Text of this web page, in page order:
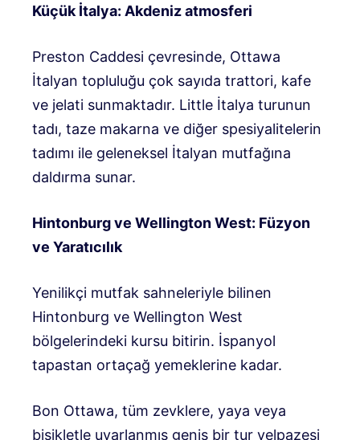
Küçük İtalya: Akdeniz atmosferi
Preston Caddesi çevresinde, Ottawa
İtalyan topluluğu çok sayıda trattori, kafe
ve jelati sunmaktadır. Little İtalya turunun
tadı, taze makarna ve diğer spesiyalitelerin
tadımı ile geleneksel İtalyan mutfağına
daldırma sunar.
Hintonburg ve Wellington West: Füzyon
ve Yaratıcılık
Yenilikçi mutfak sahneleriyle bilinen
Hintonburg ve Wellington West
bölgelerindeki kursu bitirin. İspanyol
tapastan ortaçağ yemeklerine kadar.
Bon Ottawa, tüm zevklere, yaya veya
bisikletle uyarlanmış geniş bir tur yelpazesi